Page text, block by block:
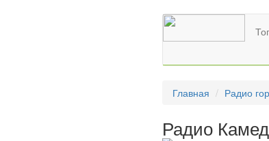
Главная Радио
Радио